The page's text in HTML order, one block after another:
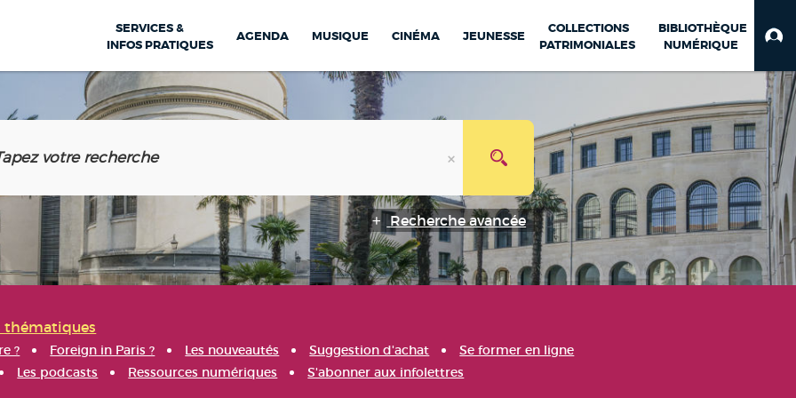
SERVICES &
INFOS PRATIQUES
AGENDA MUSIQUE CINÉMA JEUNESSE
COLLECTIONS
PATRIMONIALES
BIBLIOTHÈQUE
NUMÉRIQUE
Recherche avancée
thématiques
? Foreign in Paris ? Les nouveautés Suggestion d'achat
Se former en ligne
Les podcasts Ressources numériques S'abonner aux infolettres